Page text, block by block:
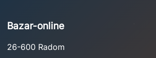
Bazar-online
26-600 Radom